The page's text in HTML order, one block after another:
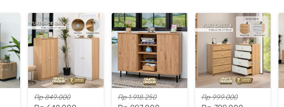
Rp 849.000 Rp 1.918.250 Rp 999.000